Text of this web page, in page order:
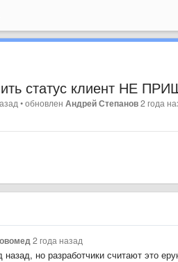
статус клиент НЕ
•обновленАндрей Степанов2 года
2 года назад
но разработчики считают это